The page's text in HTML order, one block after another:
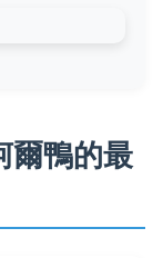
爾鴨的最